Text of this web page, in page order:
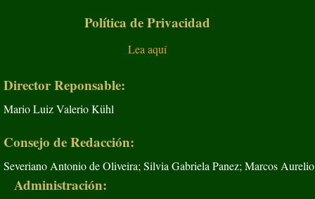
Política de Privacidad
Lea aquí
Director Reponsable:
Mario Luiz Valerio Kühl
Consejo de Redacción:
Severiano Antonio de Oliveira; Silvia Gabriela Panez; Marcos
Administración: